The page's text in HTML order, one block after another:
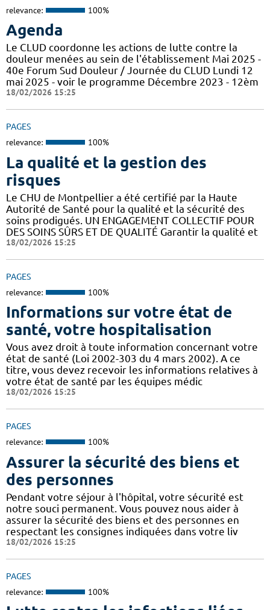
relevance: 100%
Agenda
Le CLUD coordonne les actions de lutte contre la
douleur menées au sein de l'établissement Mai 2025 -
40e Forum Sud Douleur / Journée du CLUD Lundi 12
mai 2025 - voir le programme Décembre 2023 - 12èm
18/02/2026 15:25
PAGES
relevance: 100%
La qualité et la gestion des
risques
Le CHU de Montpellier a été certifié par la Haute
Autorité de Santé pour la qualité et la sécurité des
soins prodigués. UN ENGAGEMENT COLLECTIF POUR
DES SOINS SÛRS ET DE QUALITÉ Garantir la qualité et
18/02/2026 15:25
PAGES
relevance: 100%
Informations sur votre état de
santé, votre hospitalisation
Vous avez droit à toute information concernant votre
état de santé (Loi 2002-303 du 4 mars 2002). A ce
titre, vous devez recevoir les informations relatives à
votre état de santé par les équipes médic
18/02/2026 15:25
PAGES
relevance: 100%
Assurer la sécurité des biens et
des personnes
Pendant votre séjour à l'hôpital, votre sécurité est
notre souci permanent. Vous pouvez nous aider à
assurer la sécurité des biens et des personnes en
respectant les consignes indiquées dans votre liv
18/02/2026 15:25
PAGES
relevance: 100%